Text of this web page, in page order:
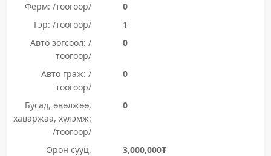
Ферм: /тоогоор/
0
Гэр: /тоогоор/
1
Авто зогсоол: /
тоогоор/
0
Авто граж: /
тоогоор/
0
Бусад, өвөлжөө,
хаваржаа, хүлэмж:
/тоогоор/
0
Орон сууц,
3,000,000₮